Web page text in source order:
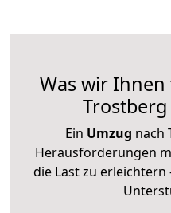
Was wir
Ein Umzug nach
Herausforderungen
die Last zu